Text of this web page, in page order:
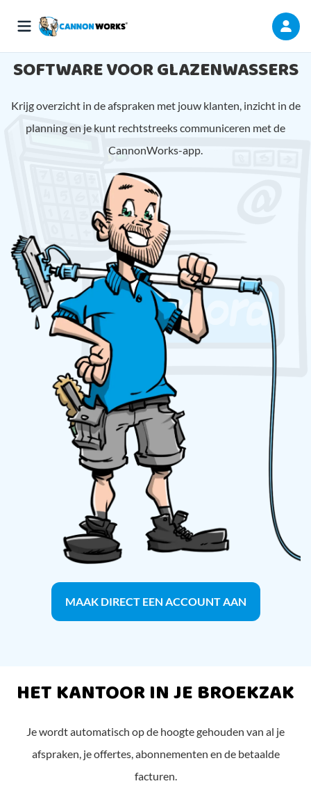
SOFTWARE VOOR GLAZENWASSERS
Krijg overzicht in de afspraken met jouw klanten, inzicht in de
planning en je kunt rechtstreeks communiceren met de
CannonWorks-app.
MAAK DIRECT EEN ACCOUNT AAN
HET KANTOOR IN JE BROEKZAK
Je wordt automatisch op de hoogte gehouden van al je
afspraken, je offertes, abonnementen en de betaalde
facturen.